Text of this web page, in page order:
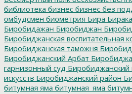
библиотека бизнес бизнес без
омбудсмен биометрия Бира
Биробидажан Биробиджан
Биробиджанская воспитательная
Биробиджанская таможня
Биробиджанский Арбат
гарнизонный суд Биробиджанский
искусств Биробиджанский район
битумная яма битумная_яма